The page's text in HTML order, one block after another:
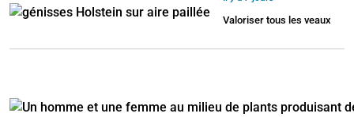
Valoriser tous les veaux